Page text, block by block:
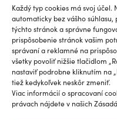
Každý typ cookies má svoj
automaticky bez vášho
týchto stránok a správne
prispôsobenie stránok vašim
správaní a reklamné na
všetky povoliť nižšie tlačidlom
nastaviť podrobne kliknutím na
tiež kedykoľvek neskôr zmeniť.
Viac informácií o spracovaní
právach nájdete v našich
Súhlasímso